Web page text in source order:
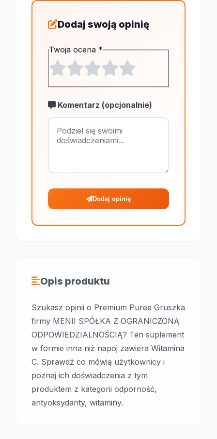
Dodaj swoją opinię
Twoja ocena *
Komentarz (opcjonalnie)
Maksymalnie
Dodaj opinię
Opis produktu
Szukasz opinii o Premium Puree Gruszka
firmy MENII SPÓŁKA Z OGRANICZONĄ
ODPOWIEDZIALNOŚCIĄ? Ten suplement
w formie inna niż napój zawiera Witamina
C. Sprawdź co mówią użytkownicy i
poznaj ich doświadczenia z tym
produktem z kategorii odporność,
antyoksydanty, witaminy.